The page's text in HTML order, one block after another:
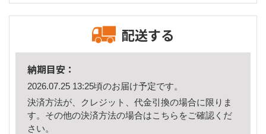
配送する
納期目安：
2026.07.25 13:25頃のお届け予定です。
決済方法が、クレジット、代金引換の場合に限りま
す。その他の決済方法の場合はこちら をご確認くだ
さい。